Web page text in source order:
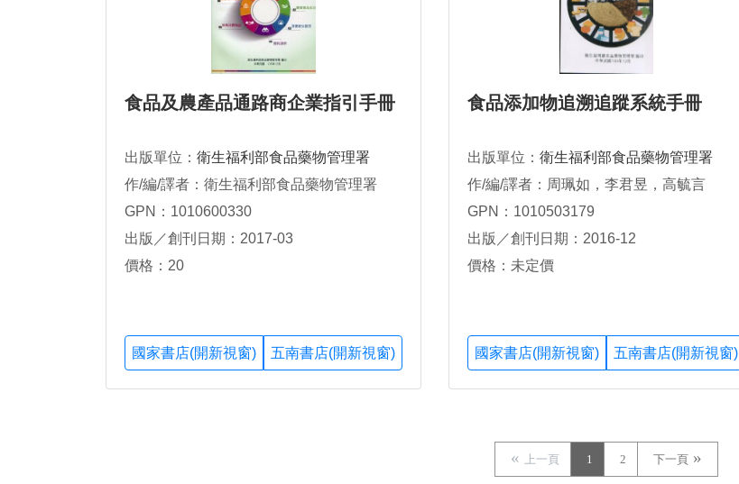
食品及農產品通路商企業指引手冊
出版單位： 衛生福利部食品藥物管理署
作/編/譯者：衛生福利部食品藥物管理署
GPN：1010600330
出版／創刊日期：2017-03
價格：20
國家書店(開新視窗) 五南書店(開新視窗)
食品添加物追溯追蹤系統手冊
出版單位： 衛生福利部食品藥物管理署
作/編/譯者：周珮如，李君昱，高毓言
GPN：1010503179
出版／創刊日期：2016-12
價格：未定價
國家書店(開新視窗) 五南書店(開新視窗)
上一頁 1 2 下一頁